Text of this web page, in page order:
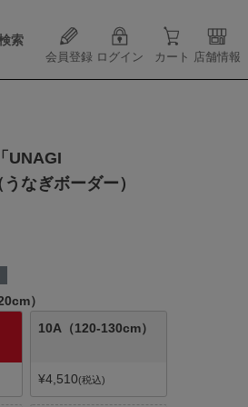
索
会員登録 ログイン カート 店舗情報
UNAGI
なぎボーダー）
）
10A（120-130cm）
¥4,510 税込